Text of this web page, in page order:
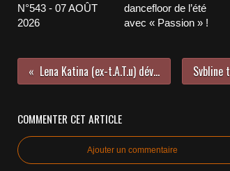
N°543 - 07 AOÛT
2026
dancefloor de l’été
avec « Passion » !
Lena Katina (ex-t.A.T.u) dévoile un nouveau titre !
COMMENTER CET ARTICLE
Ajouter un commentaire